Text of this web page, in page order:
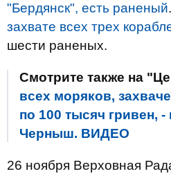
"Бердянск", есть раненый
захвате всех трех
шести раненых.
Смотрите также на
всех моряков,
по 100 тысяч гривен,
Черныш. ВИДЕО
26 ноября Верховная